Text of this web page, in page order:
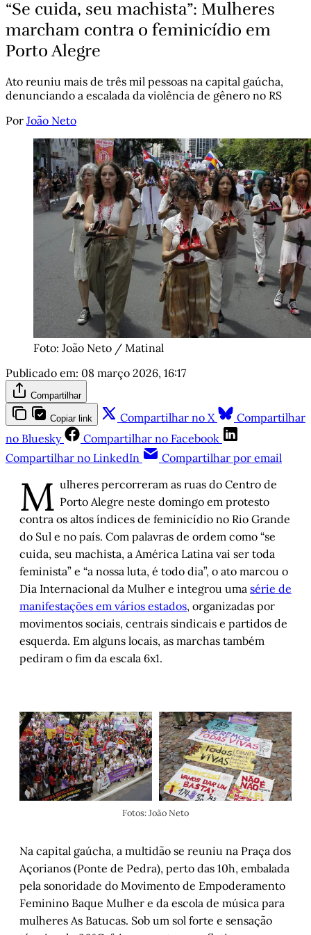
“Se cuida, seu machista”: Mulheres
marcham contra o feminicídio em
Porto Alegre
Ato reuniu mais de três mil pessoas na capital gaúcha,
denunciando a escalada da violência de gênero no RS
Por João Neto
Foto: João Neto / Matinal
Publicado em: 08 março 2026, 16:17
Compartilhar
Copiar link Compartilhar no X
Compartilhar
no Bluesky
Compartilhar no Facebook
Compartilhar no LinkedIn
Compartilhar por email
M ulheres percorreram as ruas do Centro de
Porto Alegre neste domingo em protesto
contra os altos índices de feminicídio no Rio Grande
do Sul e no país. Com palavras de ordem como “se
cuida, seu machista, a América Latina vai ser toda
feminista” e “a nossa luta, é todo dia”, o ato marcou o
Dia Internacional da Mulher e integrou uma série de
manifestações em vários estados, organizadas por
movimentos sociais, centrais sindicais e partidos de
esquerda. Em alguns locais, as marchas também
pediram o fim da escala 6x1.
Fotos: João Neto
Na capital gaúcha, a multidão se reuniu na Praça dos
Açorianos (Ponte de Pedra), perto das 10h, embalada
pela sonoridade do Movimento de Empoderamento
Feminino Baque Mulher e da escola de música para
mulheres As Batucas. Sob um sol forte e sensação